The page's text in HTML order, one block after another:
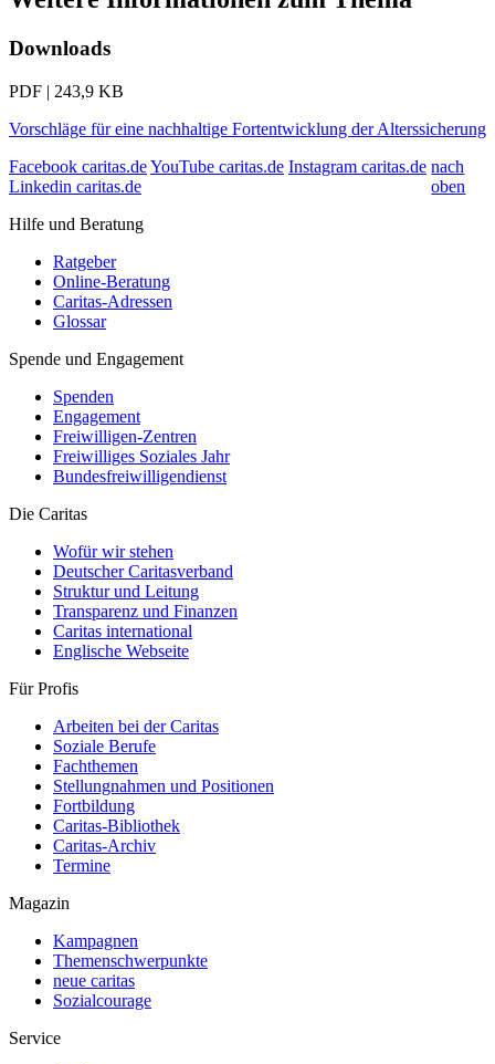
Downloads
PDF | 243,9 KB
Vorschläge für eine nachhaltige Fortentwicklung der Alterssicherung
Facebook caritas.deYouTube caritas.de Instagram caritas.de
Linkedin caritas.de
nach
oben
Hilfe und Beratung
Ratgeber
Online-Beratung
Caritas-Adressen
Glossar
Spende und Engagement
Spenden
Engagement
Freiwilligen-Zentren
Freiwilliges Soziales Jahr
Bundesfreiwilligendienst
Die Caritas
Wofür wir stehen
Deutscher Caritasverband
Struktur und Leitung
Transparenz und Finanzen
Caritas international
Englische Webseite
Für Profis
Arbeiten bei der Caritas
Soziale Berufe
Fachthemen
Stellungnahmen und Positionen
Fortbildung
Caritas-Bibliothek
Caritas-Archiv
Termine
Magazin
Kampagnen
Themenschwerpunkte
neue caritas
Sozialcourage
Service